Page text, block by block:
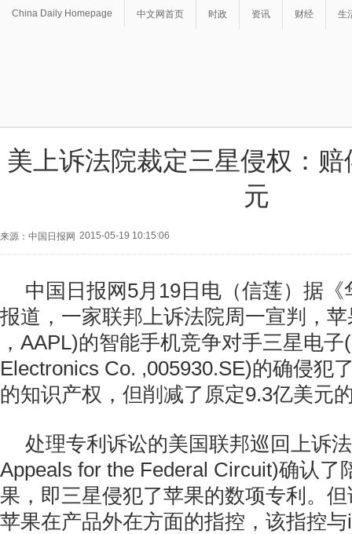
China Daily Homepage 中文网首页 时政 资讯 财经 生
美上诉法院裁定三星侵权：赔
元
来源：中国日报网 2015-05-19 10:15:06
中国日报网5月19日电（信莲）据
报道，一家联邦上诉法院周一宣判，
，AAPL)的智能手机竞争对手三星电子
Electronics Co. ,005930.SE)的确侵犯
的知识产权，但削减了原定9.3亿美元
处理专利诉讼的美国联邦巡回上诉
Appeals for the Federal Circuit)确认了
果，即三星侵犯了苹果的数项专利。
苹果在产品外在方面的指控，该指控